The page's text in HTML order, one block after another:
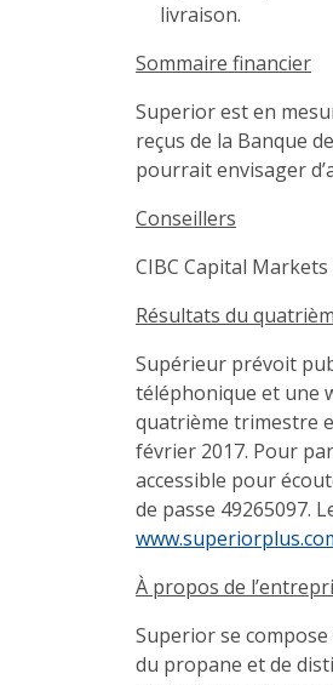
livraison.
Sommaire financier
Superior est en
reçus de la Banque
pourrait envisager
Conseillers
CIBC Capital
Résultats du
Supérieur prévoit
téléphonique et une
quatrième trimestre
février 2017. Pour
accessible pour
de passe 49265097.
À propos de
Superior se
du propane et de